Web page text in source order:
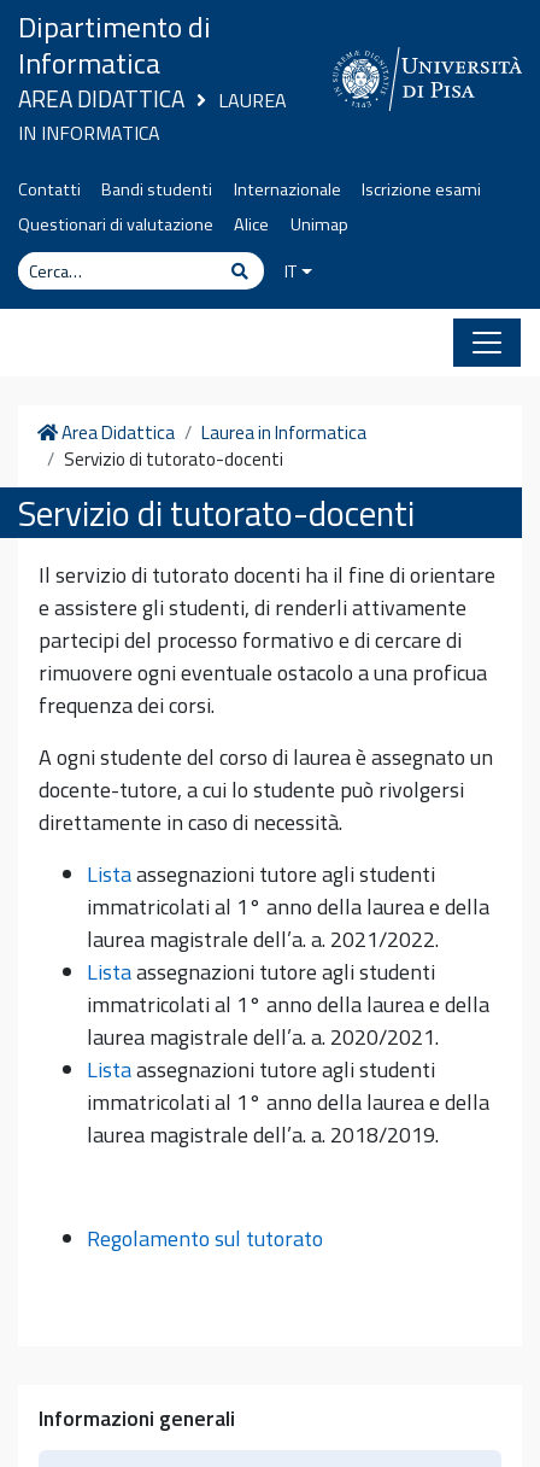
Vai al contenuto
Dipartimento di
Informatica
AREA DIDATTICA
LAUREA
IN INFORMATICA
Contatti Bandi studenti Internazionale
Iscrizione esami
Questionari di valutazione
Alice
Unimap
Cerca
CercaIT
Home
Area Didattica
Laurea in Informatica
Servizio di tutorato-docenti
Servizio di tutorato-docenti
Il servizio di tutorato docenti ha il fine di orientare
e assistere gli studenti, di renderli attivamente
partecipi del processo formativo e di cercare di
rimuovere ogni eventuale ostacolo a una proficua
frequenza dei corsi.
A ogni studente del corso di laurea è assegnato un
docente-tutore, a cui lo studente può rivolgersi
direttamente in caso di necessità.
Listaassegnazioni tutore agli studenti
immatricolati al 1° anno della laurea e della
laurea magistrale dell’a. a. 2021/2022.
Listaassegnazioni tutore agli studenti
immatricolati al 1° anno della laurea e della
laurea magistrale dell’a. a. 2020/2021.
Listaassegnazioni tutore agli studenti
immatricolati al 1° anno della laurea e della
laurea magistrale dell’a. a. 2018/2019.
Regolamento sul tutorato
Informazioni generali